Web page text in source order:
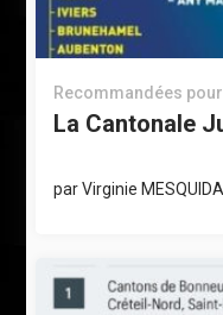
Recommandées pour
La Cantonale
parVirginie MESQUIDA